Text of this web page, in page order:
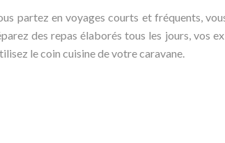
partez en voyages courts et fréquents,
des repas élaborés tous les jours, vos
le coin cuisine de votre caravane.